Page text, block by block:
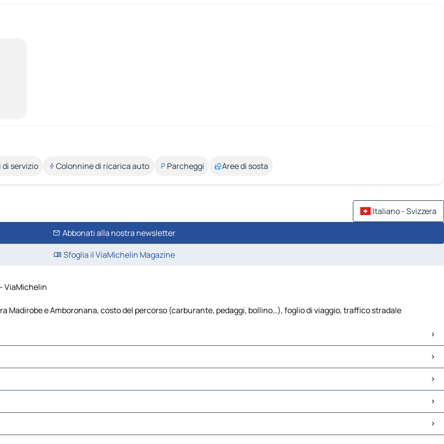
servizio Colonnine di ricarica auto Parcheggi Aree di sosta
Italiano - Svizzera
Abbonati alla nostra newsletter
Sfoglia il ViaMichelin Magazine
ViaMichelin
Madirobe e Amboronana, costo del percorso (carburante, pedaggi, bollino…), foglio di viaggio, traffico stradale